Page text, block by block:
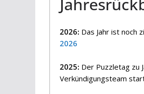
2026: Das Jahr ist noch
2026
2025: Der Puzzletag zu
Verkündigungsteam